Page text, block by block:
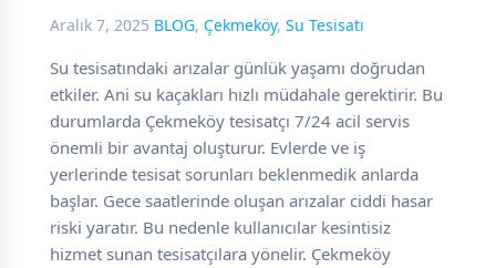
Aralık 7, 2025 BLOG, Çekmeköy, Su Tesisatı
Su tesisatındaki arızalar günlük yaşamı doğrudan
etkiler. Ani su kaçakları hızlı müdahale gerektirir. Bu
durumlarda Çekmeköy tesisatçı 7/24 acil servis
önemli bir avantaj oluşturur. Evlerde ve iş
yerlerinde tesisat sorunları beklenmedik anlarda
başlar. Gece saatlerinde oluşan arızalar ciddi hasar
riski yaratır. Bu nedenle kullanıcılar kesintisiz
hizmet sunan tesisatçılara yönelir. Çekmeköy